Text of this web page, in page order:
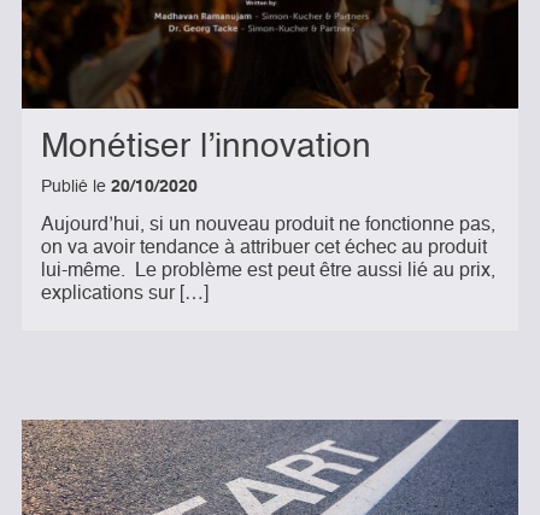
Monétiser l’innovation
Publié le 20/10/2020
Aujourd’hui, si un nouveau produit ne fonctionne pas,
on va avoir tendance à attribuer cet échec au produit
lui-même. Le problème est peut être aussi lié au prix,
explications sur […]